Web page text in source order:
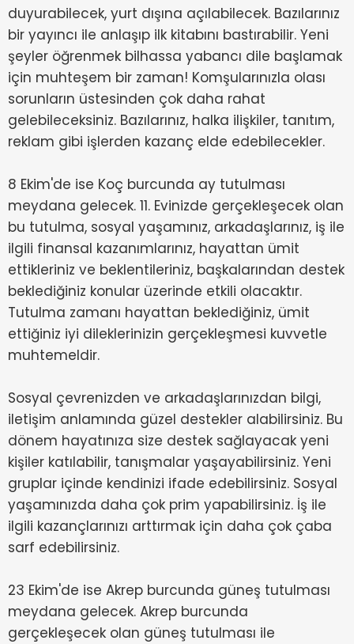
duyurabilecek, yurt dışına açılabilecek. Bazılarınız
bir yayıncı ile anlaşıp ilk kitabını bastırabilir. Yeni
şeyler öğrenmek bilhassa yabancı dile başlamak
için muhteşem bir zaman! Komşularınızla olası
sorunların üstesinden çok daha rahat
gelebileceksiniz. Bazılarınız, halka ilişkiler, tanıtım,
reklam gibi işlerden kazanç elde edebilecekler.
8 Ekim'de ise Koç burcunda ay tutulması
meydana gelecek. 11. Evinizde gerçekleşecek olan
bu tutulma, sosyal yaşamınız, arkadaşlarınız, iş ile
ilgili finansal kazanımlarınız, hayattan ümit
ettikleriniz ve beklentileriniz, başkalarından destek
beklediğiniz konular üzerinde etkili olacaktır.
Tutulma zamanı hayattan beklediğiniz, ümit
ettiğiniz iyi dileklerinizin gerçekleşmesi kuvvetle
muhtemeldir.
Sosyal çevrenizden ve arkadaşlarınızdan bilgi,
iletişim anlamında güzel destekler alabilirsiniz. Bu
dönem hayatınıza size destek sağlayacak yeni
kişiler katılabilir, tanışmalar yaşayabilirsiniz. Yeni
gruplar içinde kendinizi ifade edebilirsiniz. Sosyal
yaşamınızda daha çok prim yapabilirsiniz. İş ile
ilgili kazançlarınızı arttırmak için daha çok çaba
sarf edebilirsiniz.
23 Ekim'de ise Akrep burcunda güneş tutulması
meydana gelecek. Akrep burcunda
gerçekleşecek olan güneş tutulması ile